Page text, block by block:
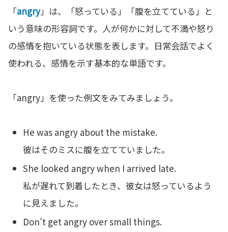
「angry」は、「怒っている」「腹を立てている」と
いう意味の形容詞です。人が何かに対して不満や怒り
の感情を抱いている状態を表します。日常会話でよく
使われる、感情を示す基本的な単語です。
「angry」を使った例文をみてみましょう。
He was angry about the mistake.
彼はそのミスに腹を立てていました。
She looked angry when I arrived late.
私が遅れて到着したとき、彼女は怒っているよう
に見えました。
Don’t get angry over small things.